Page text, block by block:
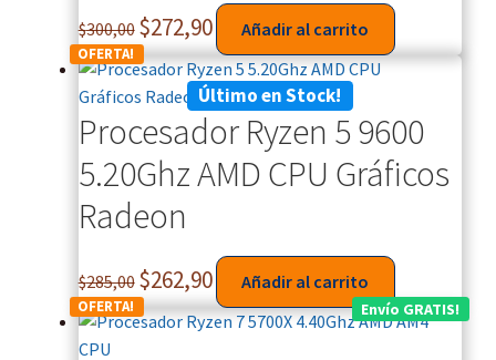
$300,00 $272,90 Añadir al carrito
OFERTA!
Último en Stock!
Procesador Ryzen 5 9600
5.20Ghz AMD CPU Gráficos
Radeon
$285,00 $262,90 Añadir al carrito
OFERTA! Envío GRATIS!